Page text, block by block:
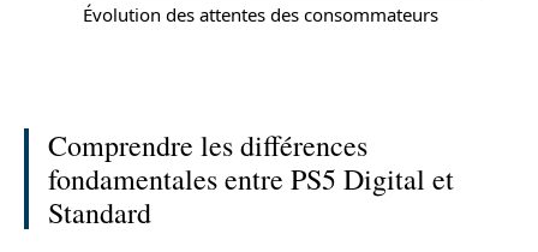
Évolution des attentes des consommateurs
Comprendre les différences
fondamentales entre PS5 Digital et
Standard